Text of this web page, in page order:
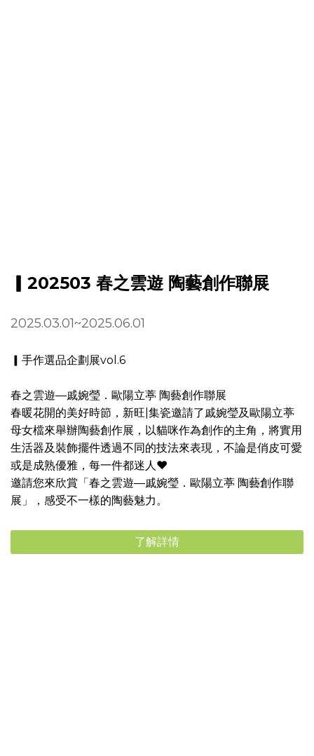
▎202503 春之雲遊 陶藝創作聯展
2025.03.01~2025.06.01
▎手作選品企劃展vol.6
春之雲遊—戚婉瑩．歐陽立葶 陶藝創作聯展
春暖花開的美好時節，新旺|集瓷邀請了戚婉瑩及歐陽立葶
母女檔來舉辦陶藝創作展，以貓咪作為創作的主角，將實用
生活器及裝飾擺件透過不同的技法來表現，不論是俏皮可愛
或是成熟優雅，每一件都迷人❤️
邀請您來欣賞「春之雲遊—戚婉瑩．歐陽立葶 陶藝創作聯
展」，感受不一樣的陶藝魅力。
了解詳情